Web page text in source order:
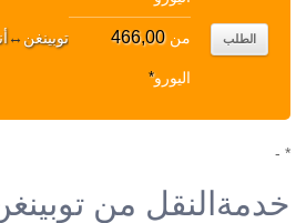
توبينغن ↔ من466,00
اليورو*
الطلب
* -
خدمةالنقل من